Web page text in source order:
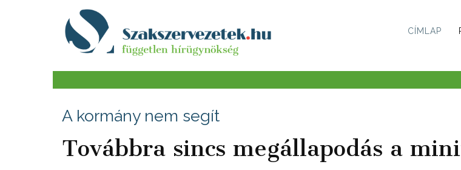
CÍMLAP
A kormány nem segít
Továbbra sincs megállapodás a